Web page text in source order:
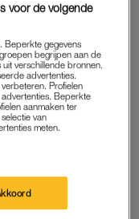
niet zomaar uit het veld
verbouwing, en ook
hetFranse
van de
(twee
lekkages als
wonen de drie
met ons drieën,
constateert
voor de volgende
Beperkte gegevens
begrijpen aan de
uit verschillende bronnen.
advertenties.
Profielen
Beperkte
aanmaken ter
van
meten.